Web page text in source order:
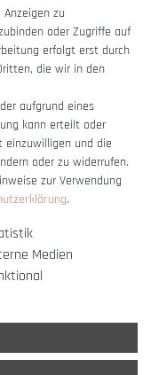
zu
oder Zugriffe auf
erfolgt erst durch
die wir in den
aufgrund eines
kann erteilt oder
einzuwilligen und die
oder zu widerrufen.
zur Verwendung
.
Medien